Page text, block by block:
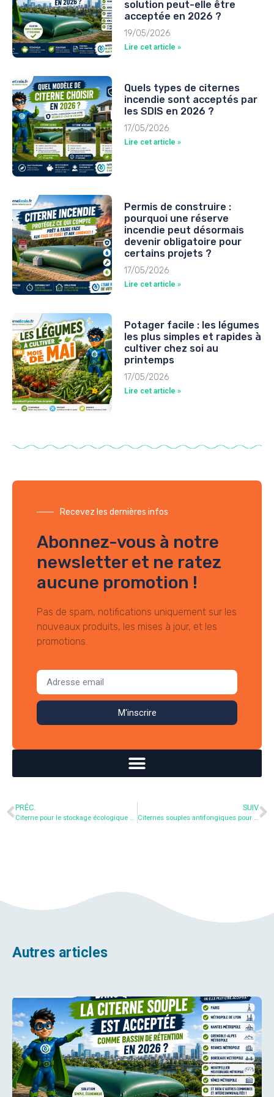
solution peut-elle être
acceptée en 2026 ?
19/05/2026
Lire cet article »
Quels types de citernes
incendie sont acceptés par
les SDIS en 2026 ?
17/05/2026
Lire cet article »
Permis de construire :
pourquoi une réserve
incendie peut désormais
devenir obligatoire pour
certains projets ?
17/05/2026
Lire cet article »
Potager facile : les légumes
les plus simples et rapides à
cultiver chez soi au
printemps
17/05/2026
Lire cet article »
Recevez les dernières infos
Abonnez-vous à notre
newsletter et ne ratez
aucune promotion !
Pas de spam, notifications uniquement sur les
nouveaux produits, les mises à jour, et les
promotions.
M'inscrire
PRÉC.
Citerne pour le stockage écologique de votre eau
SUIV
Citernes souples antifongiques pour eaux
Autres articles